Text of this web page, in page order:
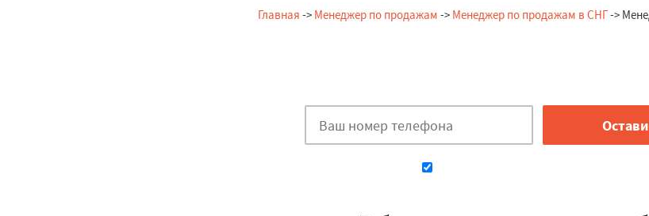
Главная -> Менеджер по продажам -> Менеджер по продажам в СНГ->